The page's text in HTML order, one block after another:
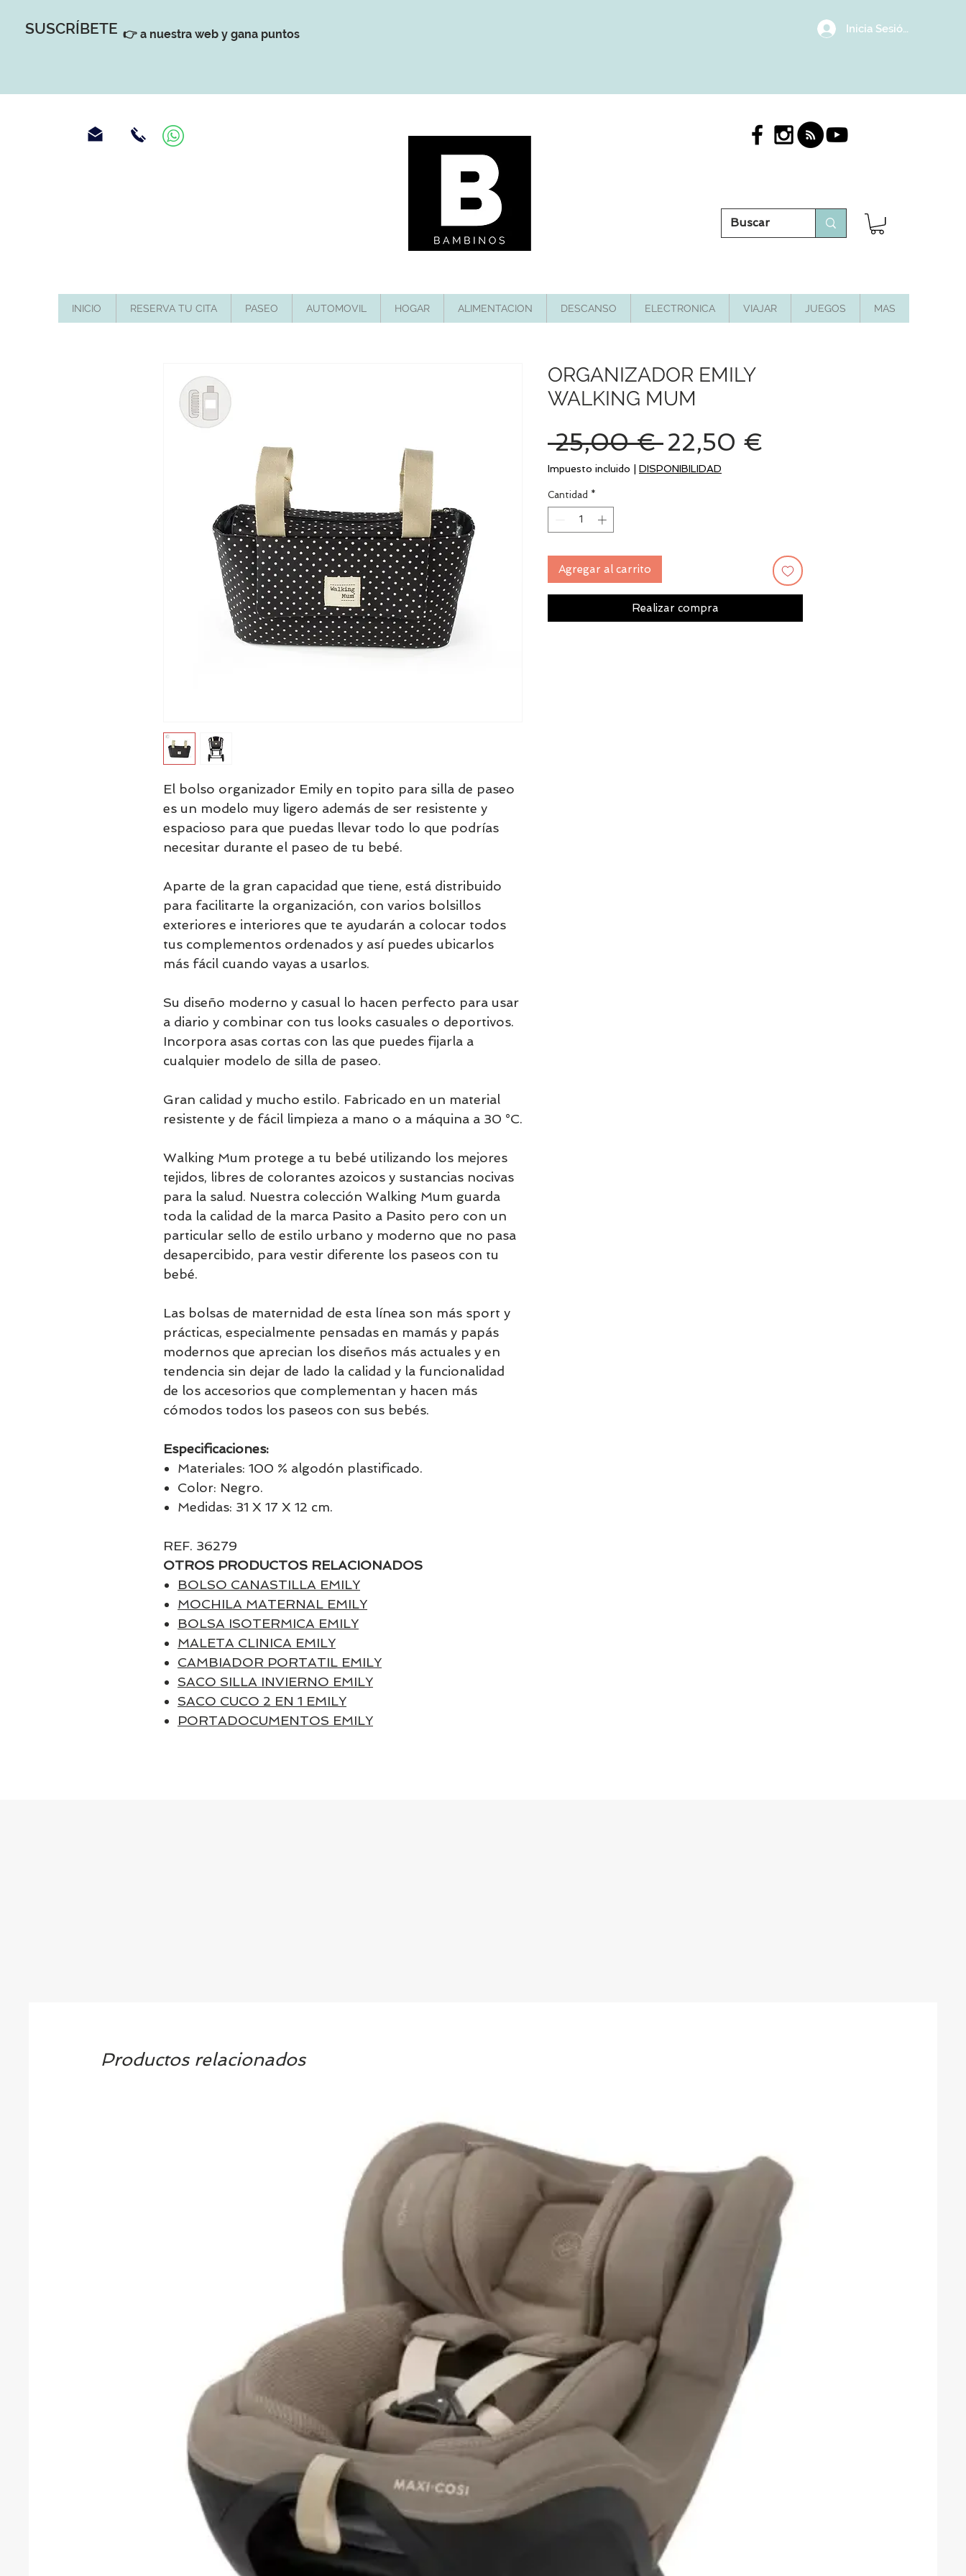
SUSCRÍBETE 👉 a nuestra web y gana puntos Inicia Sesión/
INICIO RESERVA TU CITA PASEO AUTOMOVIL HOGAR ALIMENTACION DESCANSO ELECTRONICA VIAJAR JUEGOS MAS
El bolso organizador Emily en topito para silla de paseo
es un modelo muy ligero además de ser resistente y
espacioso para que puedas llevar todo lo que podrías
necesitar durante el paseo de tu bebé.
Aparte de la gran capacidad que tiene, está distribuido
para facilitarte la organización, con varios bolsillos
exteriores e interiores que te ayudarán a colocar todos
tus complementos ordenados y así puedes ubicarlos
más fácil cuando vayas a usarlos.
Su diseño moderno y casual lo hacen perfecto para usar
a diario y combinar con tus looks casuales o deportivos.
Incorpora asas cortas con las que puedes fijarla a
cualquier modelo de silla de paseo.
Gran calidad y mucho estilo. Fabricado en un material
resistente y de fácil limpieza a mano o a máquina a 30 °C.
Walking Mum protege a tu bebé utilizando los mejores
tejidos, libres de colorantes azoicos y sustancias nocivas
para la salud. Nuestra colección Walking Mum guarda
toda la calidad de la marca Pasito a Pasito pero con un
particular sello de estilo urbano y moderno que no pasa
desapercibido, para vestir diferente los paseos con tu
bebé.
Las bolsas de maternidad de esta línea son más sport y
prácticas, especialmente pensadas en mamás y papás
modernos que aprecian los diseños más actuales y en
tendencia sin dejar de lado la calidad y la funcionalidad
de los accesorios que complementan y hacen más
cómodos todos los paseos con sus bebés.
Especificaciones:
Materiales: 100 % algodón plastificado.
Color: Negro.
Medidas: 31 X 17 X 12 cm.
REF. 36279
OTROS PRODUCTOS RELACIONADOS
BOLSO CANASTILLA EMILY
MOCHILA MATERNAL EMILY
BOLSA ISOTERMICA EMILY
MALETA CLINICA EMILY
CAMBIADOR PORTATIL EMILY
SACO SILLA INVIERNO EMILY
SACO CUCO 2 EN 1 EMILY
PORTADOCUMENTOS EMILY
ORGANIZADOR EMILY
WALKING MUM
25,00 € Precio
22,50 €
Impuesto incluido DISPONIBILIDAD
Cantidad *
Agregar al carrito
Realizar compra
Productos relacionados